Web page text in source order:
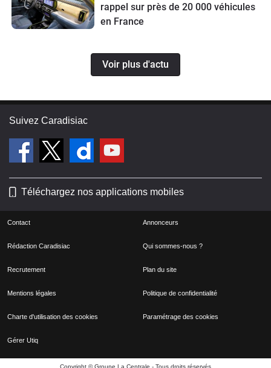
rappel sur près de 20 000 véhicules
en France
Voir plus d'actu
Suivez Caradisiac
Téléchargez nos applications mobiles
Contact Annonceurs
Rédaction Caradisiac Qui sommes-nous ?
Recrutement Plan du site
Mentions légales Politique de confidentialité
Charte d'utilisation des cookies Paramétrage des cookies
Gérer Utiq
Copyright © Groupe La Centrale - Tous droits réservés